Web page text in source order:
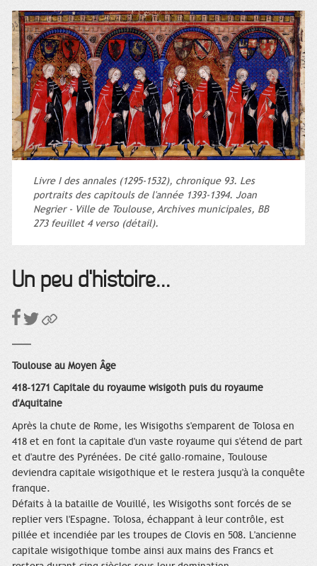
Livre I des annales (1295-1532), chronique 93. Les
portraits des capitouls de l'année 1393-1394. Joan
Negrier - Ville de Toulouse, Archives municipales, BB
273 feuillet 4 verso (détail).
Un peu d'histoire...
Toulouse au Moyen Âge
418-1271 Capitale du royaume wisigoth puis du royaume
d'Aquitaine
Après la chute de Rome, les Wisigoths s'emparent de Tolosa en
418 et en font la capitale d'un vaste royaume qui s'étend de part
et d'autre des Pyrénées. De cité gallo-romaine, Toulouse
deviendra capitale wisigothique et le restera jusqu'à la conquête
franque.
Défaits à la bataille de Vouillé, les Wisigoths sont forcés de se
replier vers l'Espagne. Tolosa, échappant à leur contrôle, est
pillée et incendiée par les troupes de Clovis en 508. L'ancienne
capitale wisigothique tombe ainsi aux mains des Francs et